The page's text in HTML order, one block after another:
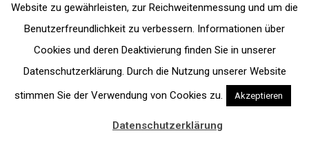
Website zu gewährleisten, zur Reichweitenmessung und um die
Benutzerfreundlichkeit zu verbessern. Informationen über
Cookies und deren Deaktivierung finden Sie in unserer
Datenschutzerklärung. Durch die Nutzung unserer Website
stimmen Sie der Verwendung von Cookies zu.
Akzeptieren
Datenschutzerklärung